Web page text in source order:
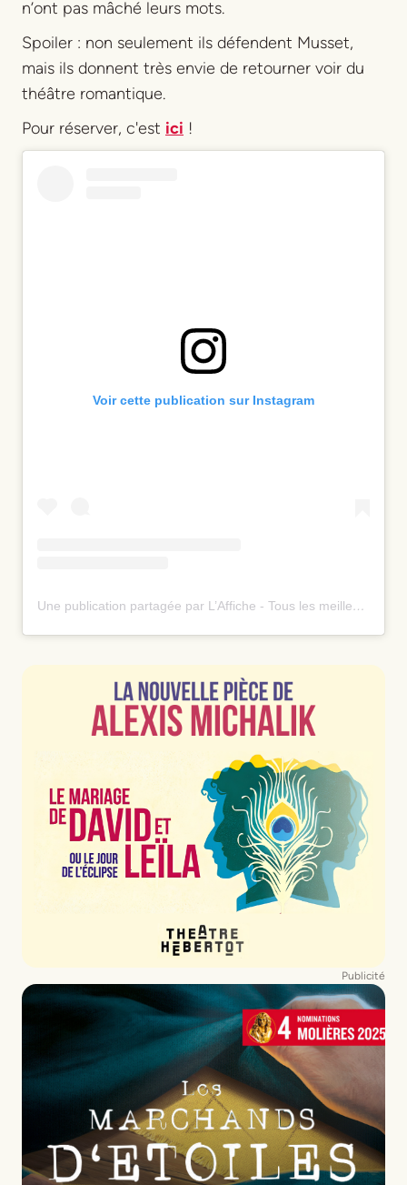
Publicité
n’ont pas mâché leurs mots.
Spoiler : non seulement ils défendent Musset,
mais ils donnent très envie de retourner voir du
théâtre romantique.
Pour réserver, c'est ici !
Voir cette publication sur Instagram
Une publication partagée par L’Affiche - Tous les meilleurs spectacles ⭐️ (@laffiche.co)